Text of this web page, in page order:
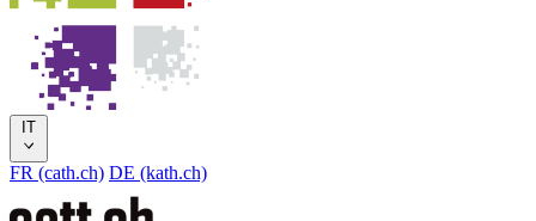
IT
FR (cath.ch) DE (kath.ch)